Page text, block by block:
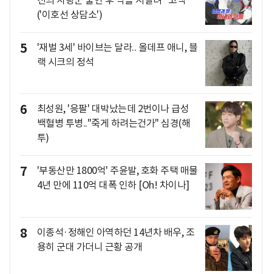
('이호선 상담소')
5
'재벌 3세' 바이브는 달라.. 올데프 애니, 블
랙 시크의 정석
6
최성원, '응팔' 대박났는데 2번이나 급성
백혈병 투병.."죽게 하려는건가" 심경(해
투)
7
'부동산만 1800억' 주윤발, 호화 주택 매물
4년 만에 110억 대폭 인하 [Oh! 차이나]
8
이종석·정해인 아역하던 14년차 배우, 조
용히 군대 가더니 근황 공개